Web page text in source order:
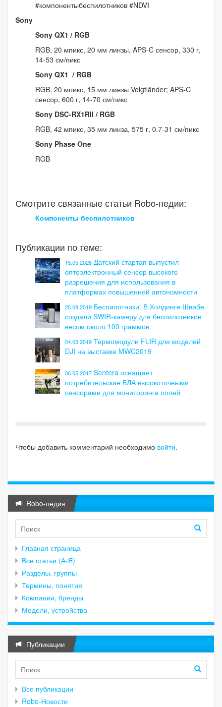
#компонентыбеспилотников #NDVI
Sony
Sony QX1 / RGB
RGB, 20 мпикс, 20 мм линзы, APS-C сенсор, 330 г,
14-53 см/пикс
Sony QX1 / RGB
RGB, 20 мпикс, 15 мм линзы Voigtländer; APS-C
сенсор, 600 г, 14-70 см/пикс
Sony DSC-RX1RII / RGB
RGB, 42 мпикс, 35 мм линза, 575 г, 0.7-31 см/пикс
Sony Phase One
RGB
Смотрите связанные статьи Robo-педии:
Компоненты беспилотников
Публикации по теме:
15.05.2026 Датский стартап выпустил
оптоэлектронный сенсор высокого
разрешения для использования в
платформах повышенной автономности
25.09.2019 Беспилотники: В Холдинге Швабе
создали SWIR-камеру для беспилотников
весом около 100 граммов
04.03.2019 Термомодули FLIR для моделей
DJI на выставке MWC2019
06.05.2017 Sentera оснащает
потребительские БЛА высокоточными
сенсорами для мониторинга полей
Чтобы добавить комментарий необходимо войти.
Robo-педия
Главная страница
Все статьи (А-Я)
Разделы, группы
Термины, понятия
Компании, бренды
Модели, устройства
Публикации
Все публикации
Robo-Новости